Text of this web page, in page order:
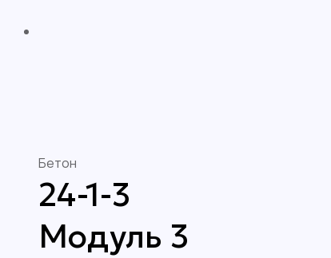
Бетон
24-1-3
Модуль 3